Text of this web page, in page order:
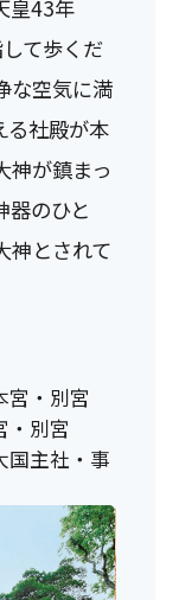
皇43年
て歩くだ
な空気に満
る社殿が本
神が鎮まっ
器のひと
神とされて
宮・別宮
・別宮
国主社・事